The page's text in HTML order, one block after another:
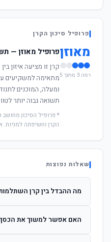
פרופיל סיכון הקרן
מאוזן
רמה 3 מתוך 5
פרופיל מאוזן —
קרן זו מציעה איזון
ומעלה, המוכנים
תשואה גבוה יותר
* פרופיל הסיכון
הקרן וחשיפתה
שאלות נפוצות
מה ההבדל בין קרן
ההשקעות. קרן מסלולית עוקבת
האם אפשר למשוך את הכסף לפני